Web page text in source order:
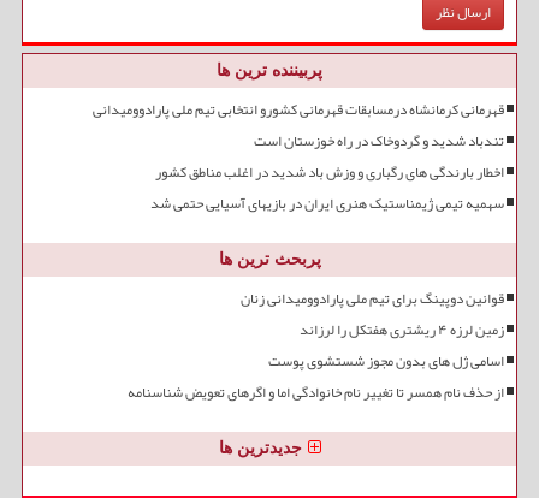
پربیننده ترین ها
قهرمانی کرمانشاه درمسابقات قهرمانی کشورو انتخابی تیم ملی پارادوومیدانی
تندباد شدید و گردوخاک در راه خوزستان است
اخطار بارندگی های رگباری و وزش باد شدید در اغلب مناطق کشور
سهمیه تیمی ژیمناستیک هنری ایران در بازیهای آسیایی حتمی شد
پربحث ترین ها
قوانین دوپینگ برای تیم ملی پارادوومیدانی زنان
زمین لرزه ۴ ریشتری هفتکل را لرزاند
اسامی ژل های بدون مجوز شستشوی پوست
از حذف نام همسر تا تغییر نام خانوادگی اما و اگرهای تعویض شناسنامه
جدیدترین ها